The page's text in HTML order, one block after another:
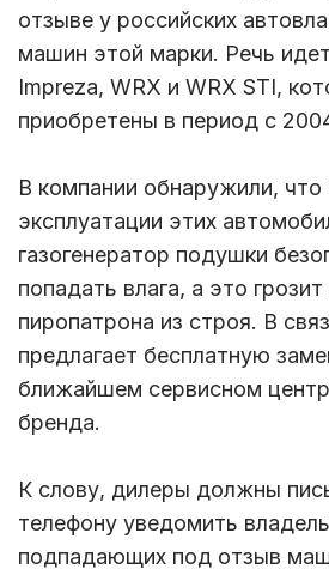
отзыве у российских
машин этой марки. Речь
Impreza, WRX и WRX STI,
приобретены в период с
В компании обнаружили, что
эксплуатации этих
газогенератор подушки
попадать влага, а это
пиропатрона из строя. В
предлагает бесплатную
ближайшем сервисном
бренда.
К слову, дилеры должны
телефону уведомить
подпадающих под отзыв